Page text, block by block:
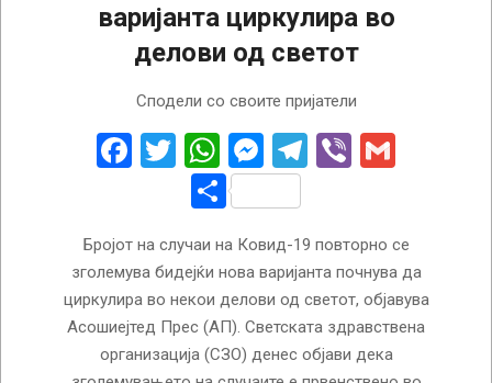
варијанта циркулира во
делови од светот
Сподели со своите пријатели
Facebook
Twitter
WhatsApp
Messenger
Telegram
Viber
Share
Бројот на случаи на Ковид-19 повторно се
зголемува бидејќи нова варијанта почнува да
циркулира во некои делови од светот, објавува
Асошиејтед Прес (АП). Светската здравствена
организација (СЗО) денес објави дека